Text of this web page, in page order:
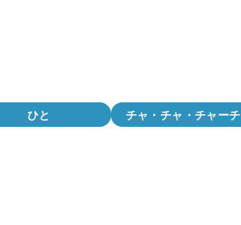
ひと チャ・チャ・チャーチ